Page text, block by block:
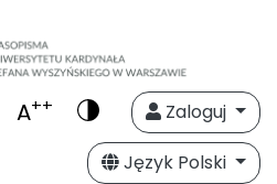
A++
Zaloguj
Język Polski